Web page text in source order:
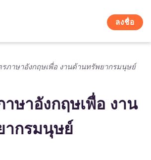
ลงชื่อ
ภาษาอังกฤษเพื่อ งานด้านทรัพยากรมนุษย์
ษาอังกฤษเพื่อ งาน
ากรมนุษย์